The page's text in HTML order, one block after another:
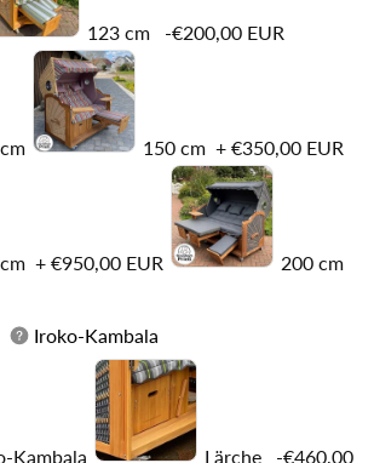
123 cm -€200,00 EUR
150 cm + €350,00 EUR
+ €950,00 EUR
200 cm
Iroko-Kambala
Kambala Lärche -€460,00